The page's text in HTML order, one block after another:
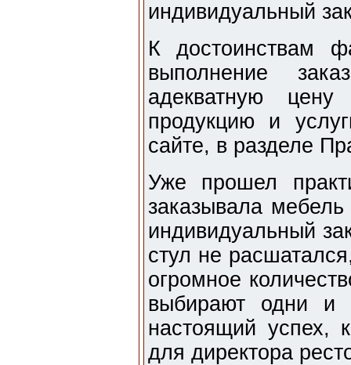
индивидуальный
К достоинствам
выполнение
адекватную
продукцию и
сайте, в разделе
Уже прошел
заказывала мебель
индивидуальный
стул не
огромное
выбирают одни
настоящий успех,
для директора